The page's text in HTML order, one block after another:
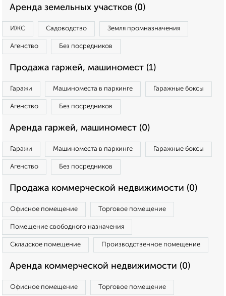
Аренда земельных участков (0)
ИЖС Садоводство Земля промназначения
Агенство Без посредников
Продажа гаржей, машиномест (1)
Гаражи Машиноместа в паркинге Гаражные боксы
Агенство Без посредников
Аренда гаржей, машиномест (0)
Гаражи Машиноместа в паркинге Гаражные боксы
Агенство Без посредников
Продажа коммерческой недвижимости (0)
Офисное помещение Торговое помещение
Помещение свободного назначения
Складское помещение Производственное помещение
Аренда коммерческой недвижимости (0)
Офисное помещение Торговое помещение